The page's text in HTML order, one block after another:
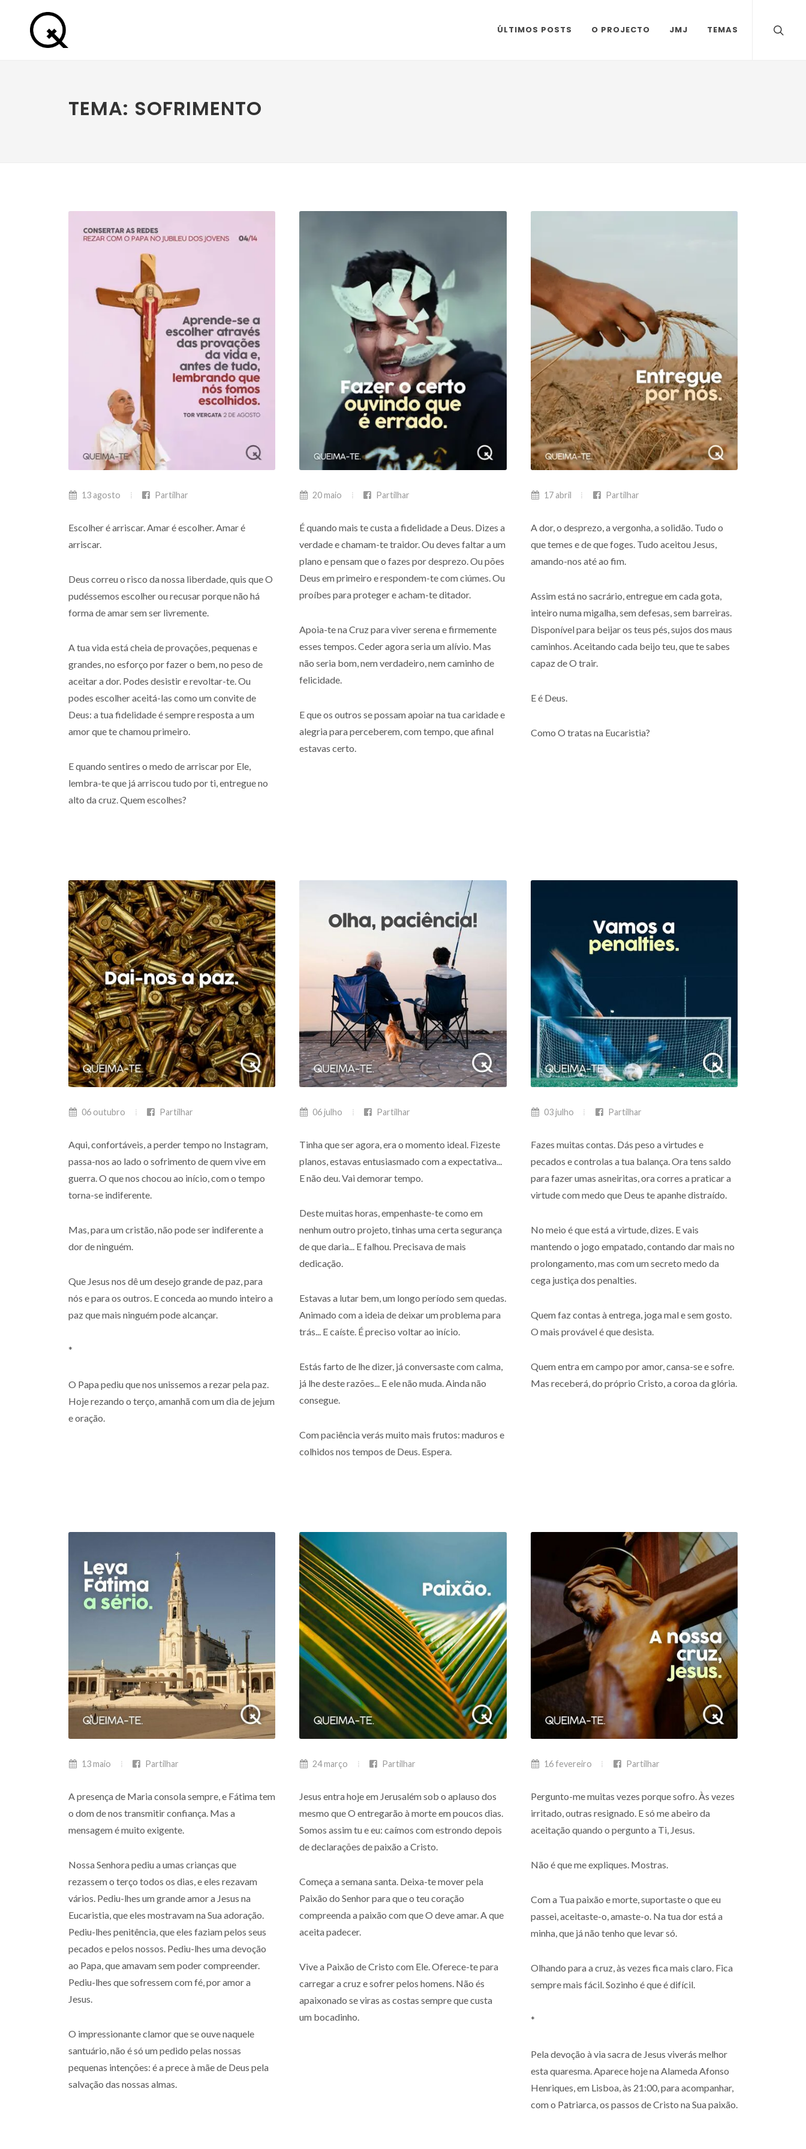
ÚLTIMOS POSTS O PROJECTO JMJ TEMAS
TEMA: SOFRIMENTO
13 agosto Partilhar
Escolher é arriscar. Amar é escolher. Amar é
arriscar.
Deus correu o risco da nossa liberdade, quis que O
pudéssemos escolher ou recusar porque não há
forma de amar sem ser livremente.
A tua vida está cheia de provações, pequenas e
grandes, no esforço por fazer o bem, no peso de
aceitar a dor. Podes desistir e revoltar-te. Ou
podes escolher aceitá-las como um convite de
Deus: a tua fidelidade é sempre resposta a um
amor que te chamou primeiro.
E quando sentires o medo de arriscar por Ele,
lembra-te que já arriscou tudo por ti, entregue no
alto da cruz. Quem escolhes?
20 maio Partilhar
É quando mais te custa a fidelidade a Deus. Dizes a
verdade e chamam-te traidor. Ou deves faltar a um
plano e pensam que o fazes por desprezo. Ou pões
Deus em primeiro e respondem-te com ciúmes. Ou
proíbes para proteger e acham-te ditador.
Apoia-te na Cruz para viver serena e firmemente
esses tempos. Ceder agora seria um alívio. Mas
não seria bom, nem verdadeiro, nem caminho de
felicidade.
E que os outros se possam apoiar na tua caridade e
alegria para perceberem, com tempo, que afinal
estavas certo.
17 abril Partilhar
A dor, o desprezo, a vergonha, a solidão. Tudo o
que temes e de que foges. Tudo aceitou Jesus,
amando-nos até ao fim.
Assim está no sacrário, entregue em cada gota,
inteiro numa migalha, sem defesas, sem barreiras.
Disponível para beijar os teus pés, sujos dos maus
caminhos. Aceitando cada beijo teu, que te sabes
capaz de O trair.
E é Deus.
Como O tratas na Eucaristia?
06 outubro Partilhar
Aqui, confortáveis, a perder tempo no Instagram,
passa-nos ao lado o sofrimento de quem vive em
guerra. O que nos chocou ao início, com o tempo
torna-se indiferente.
Mas, para um cristão, não pode ser indiferente a
dor de ninguém.
Que Jesus nos dê um desejo grande de paz, para
nós e para os outros. E conceda ao mundo inteiro a
paz que mais ninguém pode alcançar.
*
O Papa pediu que nos unissemos a rezar pela paz.
Hoje rezando o terço, amanhã com um dia de jejum
e oração.
06 julho Partilhar
Tinha que ser agora, era o momento ideal. Fizeste
planos, estavas entusiasmado com a expectativa...
E não deu. Vai demorar tempo.
Deste muitas horas, empenhaste-te como em
nenhum outro projeto, tinhas uma certa segurança
de que daria... E falhou. Precisava de mais
dedicação.
Estavas a lutar bem, um longo período sem quedas.
Animado com a ideia de deixar um problema para
trás... E caíste. É preciso voltar ao início.
Estás farto de lhe dizer, já conversaste com calma,
já lhe deste razões... E ele não muda. Ainda não
consegue.
Com paciência verás muito mais frutos: maduros e
colhidos nos tempos de Deus. Espera.
03 julho Partilhar
Fazes muitas contas. Dás peso a virtudes e
pecados e controlas a tua balança. Ora tens saldo
para fazer umas asneiritas, ora corres a praticar a
virtude com medo que Deus te apanhe distraído.
No meio é que está a virtude, dizes. E vais
mantendo o jogo empatado, contando dar mais no
prolongamento, mas com um secreto medo da
cega justiça dos penalties.
Quem faz contas à entrega, joga mal e sem gosto.
O mais provável é que desista.
Quem entra em campo por amor, cansa-se e sofre.
Mas receberá, do próprio Cristo, a coroa da glória.
13 maio Partilhar
A presença de Maria consola sempre, e Fátima tem
o dom de nos transmitir confiança. Mas a
mensagem é muito exigente.
Nossa Senhora pediu a umas crianças que
rezassem o terço todos os dias, e eles rezavam
vários. Pediu-lhes um grande amor a Jesus na
Eucaristia, que eles mostravam na Sua adoração.
Pediu-lhes penitência, que eles faziam pelos seus
pecados e pelos nossos. Pediu-lhes uma devoção
ao Papa, que amavam sem poder compreender.
Pediu-lhes que sofressem com fé, por amor a
Jesus.
O impressionante clamor que se ouve naquele
santuário, não é só um pedido pelas nossas
pequenas intenções: é a prece à mãe de Deus pela
salvação das nossas almas.
24 março Partilhar
Jesus entra hoje em Jerusalém sob o aplauso dos
mesmo que O entregarão à morte em poucos dias.
Somos assim tu e eu: caímos com estrondo depois
de declarações de paixão a Cristo.
Começa a semana santa. Deixa-te mover pela
Paixão do Senhor para que o teu coração
compreenda a paixão com que O deve amar. A que
aceita padecer.
Vive a Paixão de Cristo com Ele. Oferece-te para
carregar a cruz e sofrer pelos homens. Não és
apaixonado se viras as costas sempre que custa
um bocadinho.
16 fevereiro Partilhar
Pergunto-me muitas vezes porque sofro. Às vezes
irritado, outras resignado. E só me abeiro da
aceitação quando o pergunto a Ti, Jesus.
Não é que me expliques. Mostras.
Com a Tua paixão e morte, suportaste o que eu
passei, aceitaste-o, amaste-o. Na tua dor está a
minha, que já não tenho que levar só.
Olhando para a cruz, às vezes fica mais claro. Fica
sempre mais fácil. Sozinho é que é difícil.
*
Pela devoção à via sacra de Jesus viverás melhor
esta quaresma. Aparece hoje na Alameda Afonso
Henriques, em Lisboa, às 21:00, para acompanhar,
com o Patriarca, os passos de Cristo na Sua paixão.